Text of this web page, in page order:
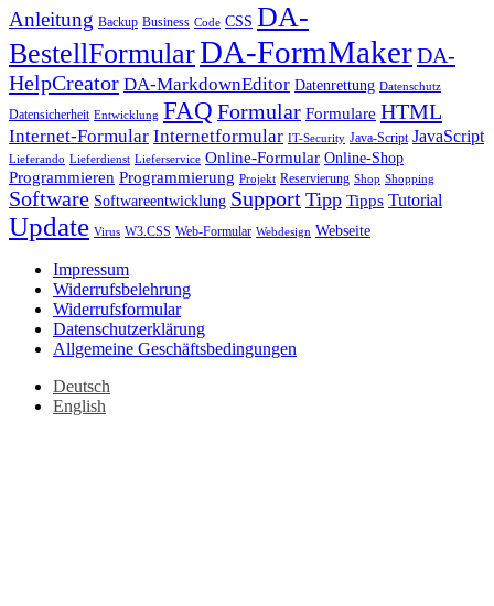
Anleitung Backup Business Code CSS DA-
BestellFormularDA-FormMakerDA-
HelpCreator DA-MarkdownEditor Datenrettung Datenschutz
Datensicherheit Entwicklung FAQ Formular Formulare HTML
Internet-Formular Internetformular IT-Security Java-Script JavaScript
Lieferando Lieferdienst Lieferservice Online-Formular Online-Shop
Programmieren Programmierung Projekt Reservierung Shop Shopping
Software Softwareentwicklung Support Tipp Tipps Tutorial
Update Virus W3.CSS Web-Formular Webdesign Webseite
Impressum
Widerrufsbelehrung
Widerrufsformular
Datenschutzerklärung
Allgemeine Geschäftsbedingungen
Deutsch
English